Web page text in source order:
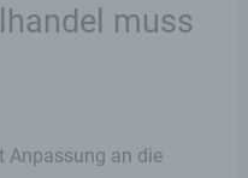
muss
Anpassung an die